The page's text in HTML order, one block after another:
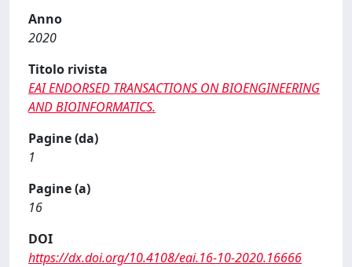
Anno
2020
Titolo rivista
EAI ENDORSED TRANSACTIONS ON BIOENGINEERING
AND BIOINFORMATICS.
Pagine (da)
1
Pagine (a)
16
DOI
https://dx.doi.org/10.4108/eai.16-10-2020.16666